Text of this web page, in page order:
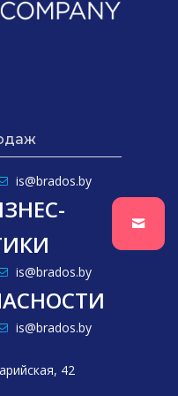
is@brados.by
is@brados.by
is@brados.by
42